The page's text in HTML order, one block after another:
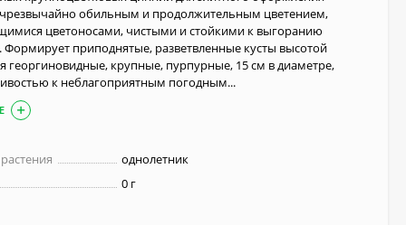
чрезвычайно обильным и продолжительным цветением,
цветоносами, чистыми и стойкими к выгоранию
Формирует приподнятые, разветвленные кусты высотой
георгиновидные, крупные, пурпурные, 15 см в диаметре,
к неблагоприятным погодным...
однолетник
0 г